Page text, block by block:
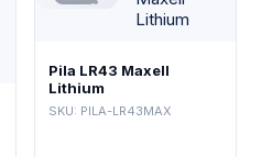
Pila LR43 Maxell
Lithium
SKU: PILA-LR43MAX